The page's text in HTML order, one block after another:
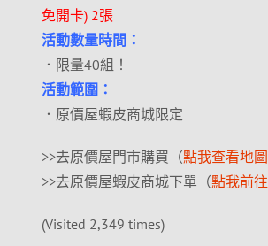
免開卡) 2張
活動數量時間：
．限量40組！
活動範圍：
．原價屋蝦皮商城限定
>>去原價屋門市購買（點我查看地圖
>>去原價屋蝦皮商城下單（點我前往
(Visited 2,349 times)